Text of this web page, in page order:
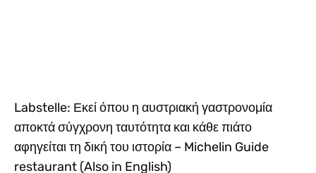
Labstelle: Εκεί όπου η αυστριακή γαστρονομία
αποκτά σύγχρονη ταυτότητα και κάθε πιάτο
αφηγείται τη δική του ιστορία – Michelin Guide
restaurant (Also in English)